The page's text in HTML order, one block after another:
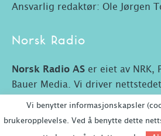
Ansvarlig redaktør: Ole Jørgen
Norsk Radio
Norsk Radio AS er eiet av NRK,
Bauer Media. Vi driver nettstedet
Vi benytter informasjonskapsler
brukeropplevelse. Ved å benytte dette